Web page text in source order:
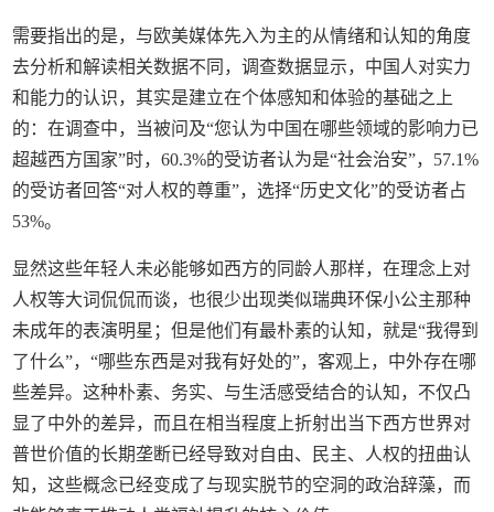
需要指出的是，与欧美媒体先入为主的从情绪和认知的角度
去分析和解读相关数据不同，调查数据显示，中国人对实力
和能力的认识，其实是建立在个体感知和体验的基础之上
的：在调查中，当被问及“您认为中国在哪些领域的影响力已
超越西方国家”时，60.3%的受访者认为是“社会治安”，57.1%
的受访者回答“对人权的尊重”，选择“历史文化”的受访者占
53%。
显然这些年轻人未必能够如西方的同龄人那样，在理念上对
人权等大词侃侃而谈，也很少出现类似瑞典环保小公主那种
未成年的表演明星；但是他们有最朴素的认知，就是“我得到
了什么”，“哪些东西是对我有好处的”，客观上，中外存在哪
些差异。这种朴素、务实、与生活感受结合的认知，不仅凸
显了中外的差异，而且在相当程度上折射出当下西方世界对
普世价值的长期垄断已经导致对自由、民主、人权的扭曲认
知，这些概念已经变成了与现实脱节的空洞的政治辞藻，而